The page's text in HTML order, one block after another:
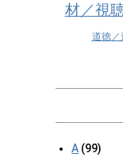
材／視
道徳／
A (99)